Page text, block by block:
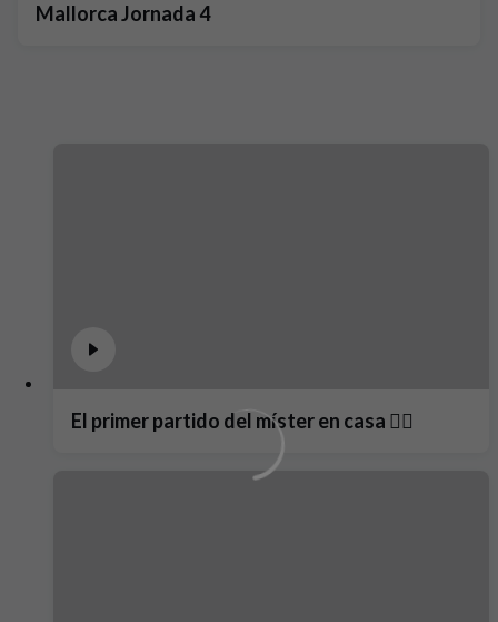
Mallorca Jornada 4
El primer partido del míster en casa ❤️‍🔥